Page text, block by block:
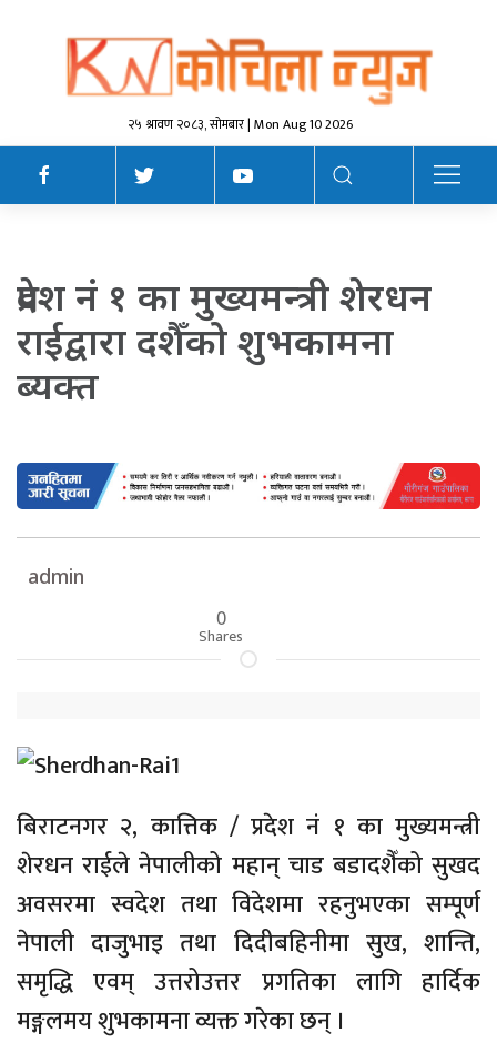
२५ श्रावण २०८३, सोमबार | Mon Aug 10 2026
प्रदेश नं १ का मुख्यमन्त्री शेरधन
राईद्वारा दशैँको शुभकामना
ब्यक्त
admin
0
Shares
बिराटनगर २, कात्तिक / प्रदेश नं १ का मुख्यमन्त्री
शेरधन राईले नेपालीको महान् चाड बडादशैँको सुखद
अवसरमा स्वदेश तथा विदेशमा रहनुभएका सम्पूर्ण
नेपाली दाजुभाइ तथा दिदीबहिनीमा सुख, शान्ति,
समृद्धि एवम् उत्तरोउत्तर प्रगतिका लागि हार्दिक
मङ्गलमय शुभकामना व्यक्त गरेका छन् ।